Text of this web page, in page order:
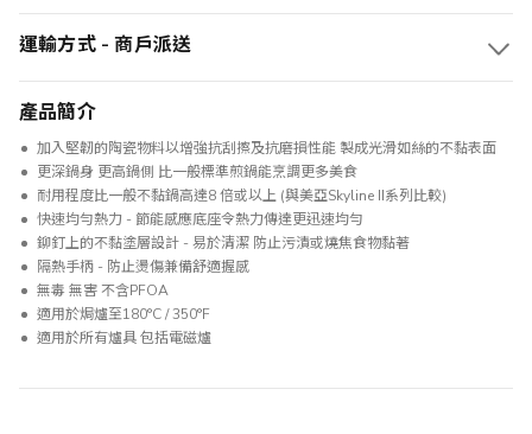
運輸方式 - 商戶派送
產品簡介
加入堅韌的陶瓷物料以增強抗刮擦及抗磨損性能 製成光滑如絲的不黏表面
更深鍋身 更高鍋側 比一般標準煎鍋能烹調更多美食
耐用程度比一般不黏鍋高達8 倍或以上 (與美亞Skyline II系列比較)
快速均勻熱力 - 節能感應底座令熱力傳達更迅速均勻
鉚釘上的不黏塗層設計 - 易於清潔 防止污漬或燒焦食物黏著
隔熱手柄 - 防止燙傷兼備舒適握感
無毒 無害 不含PFOA
適用於焗爐至180°C / 350°F
適用於所有爐具 包括電磁爐